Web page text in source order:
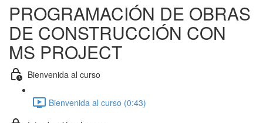
PROGRAMACIÓN DE OBRAS
DE CONSTRUCCIÓN CON
MS PROJECT
Bienvenida al curso
Bienvenida al curso (0:43)